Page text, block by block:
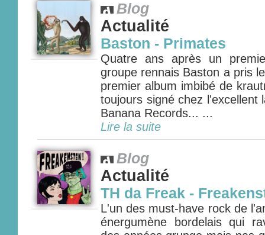
Blog
Actualité
Baston - Primates
Quatre ans après un
groupe rennais Baston a pris
premier album imbibé de
toujours signé chez l'excellent
Banana Records... ...
Lire la suite
Blog
Actualité
TH da Freak -
L'un des must-have rock de
énergumène bordelais qui